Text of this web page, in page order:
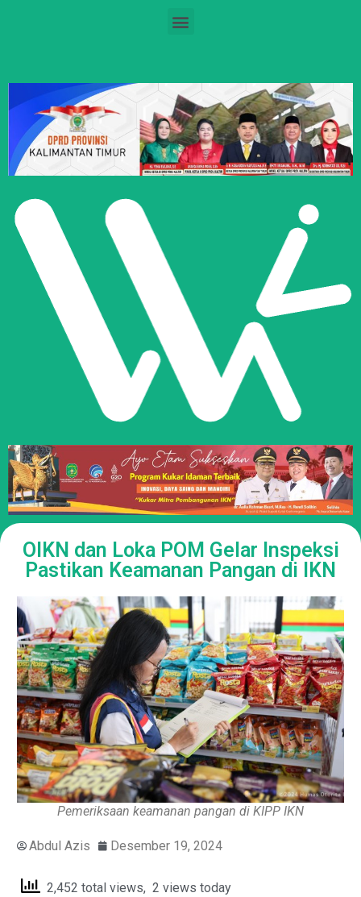
OIKN dan Loka POM Gelar Inspeksi
Pastikan Keamanan Pangan di IKN
Pemeriksaan keamanan pangan di KIPP IKN
Abdul Azis Desember 19, 2024
2,452 total views, 2 views today